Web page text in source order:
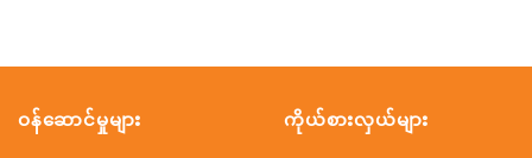
ဝန်ဆောင်မှုများ ကိုယ်စားလှယ်များ